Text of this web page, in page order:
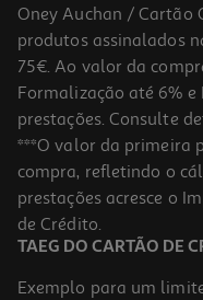
-10%
Livro Vamos! - Escrevo Sem
7.92 €/un
8,80 € PVP de editor
7,92 €
Oney Auchan / Cartão
produtos assinalados
75€. Ao valor da
Formalização até 6%
prestações. Consulte
***O valor da primeira
compra, refletindo o
prestações acresce o
de Crédito.
TAEG DO CARTÃO DE
Exemplo para um